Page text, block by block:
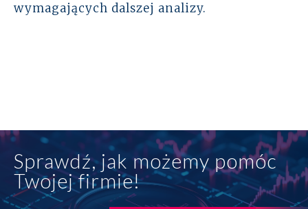
wymagających dalszej analizy.
Sprawdź, jak możemy pomóc
Twojej firmie!